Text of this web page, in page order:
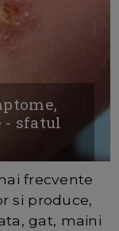
sfatul
frecvente
si produce,
gat, maini